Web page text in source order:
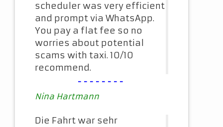
scheduler was very efficient
and prompt via WhatsApp.
You pay a flat fee so no
worries about potential
scams with taxi. 10/10
recommend.
--------
Nina Hartmann
Die Fahrt war sehr